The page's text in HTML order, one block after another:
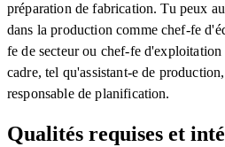
préparation de fabrication. Tu peux
dans la production comme chef-fe
fe de secteur ou chef-fe
cadre, tel qu'assistant-e de
responsable de planification.
Qualités requises et